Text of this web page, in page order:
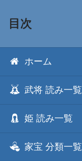
目次
ホーム
武将 読み一覧
姫 読み一覧
家宝 分類一覧